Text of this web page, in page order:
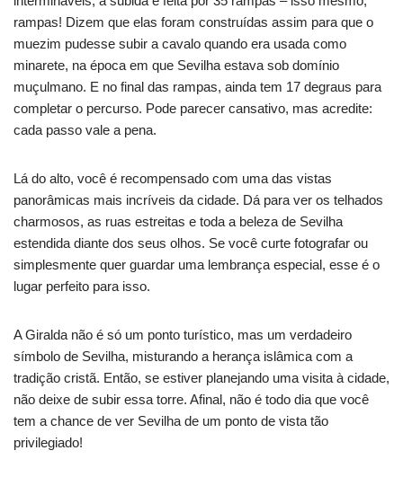
rampas! Dizem que elas foram construídas assim para que o
muezim pudesse subir a cavalo quando era usada como
minarete, na época em que Sevilha estava sob domínio
muçulmano. E no final das rampas, ainda tem 17 degraus para
completar o percurso. Pode parecer cansativo, mas acredite:
cada passo vale a pena.
Lá do alto, você é recompensado com uma das vistas
panorâmicas mais incríveis da cidade. Dá para ver os telhados
charmosos, as ruas estreitas e toda a beleza de Sevilha
estendida diante dos seus olhos. Se você curte fotografar ou
simplesmente quer guardar uma lembrança especial, esse é o
lugar perfeito para isso.
A Giralda não é só um ponto turístico, mas um verdadeiro
símbolo de Sevilha, misturando a herança islâmica com a
tradição cristã. Então, se estiver planejando uma visita à cidade,
não deixe de subir essa torre. Afinal, não é todo dia que você
tem a chance de ver Sevilha de um ponto de vista tão
privilegiado!